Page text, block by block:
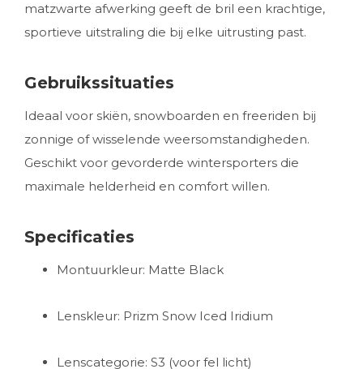
matzwarte afwerking geeft de bril een krachtige,
sportieve uitstraling die bij elke uitrusting past.
Gebruikssituaties
Ideaal voor skiën, snowboarden en freeriden bij
zonnige of wisselende weersomstandigheden.
Geschikt voor gevorderde wintersporters die
maximale helderheid en comfort willen.
Specificaties
Montuurkleur: Matte Black
Lenskleur: Prizm Snow Iced Iridium
Lenscategorie: S3 (voor fel licht)